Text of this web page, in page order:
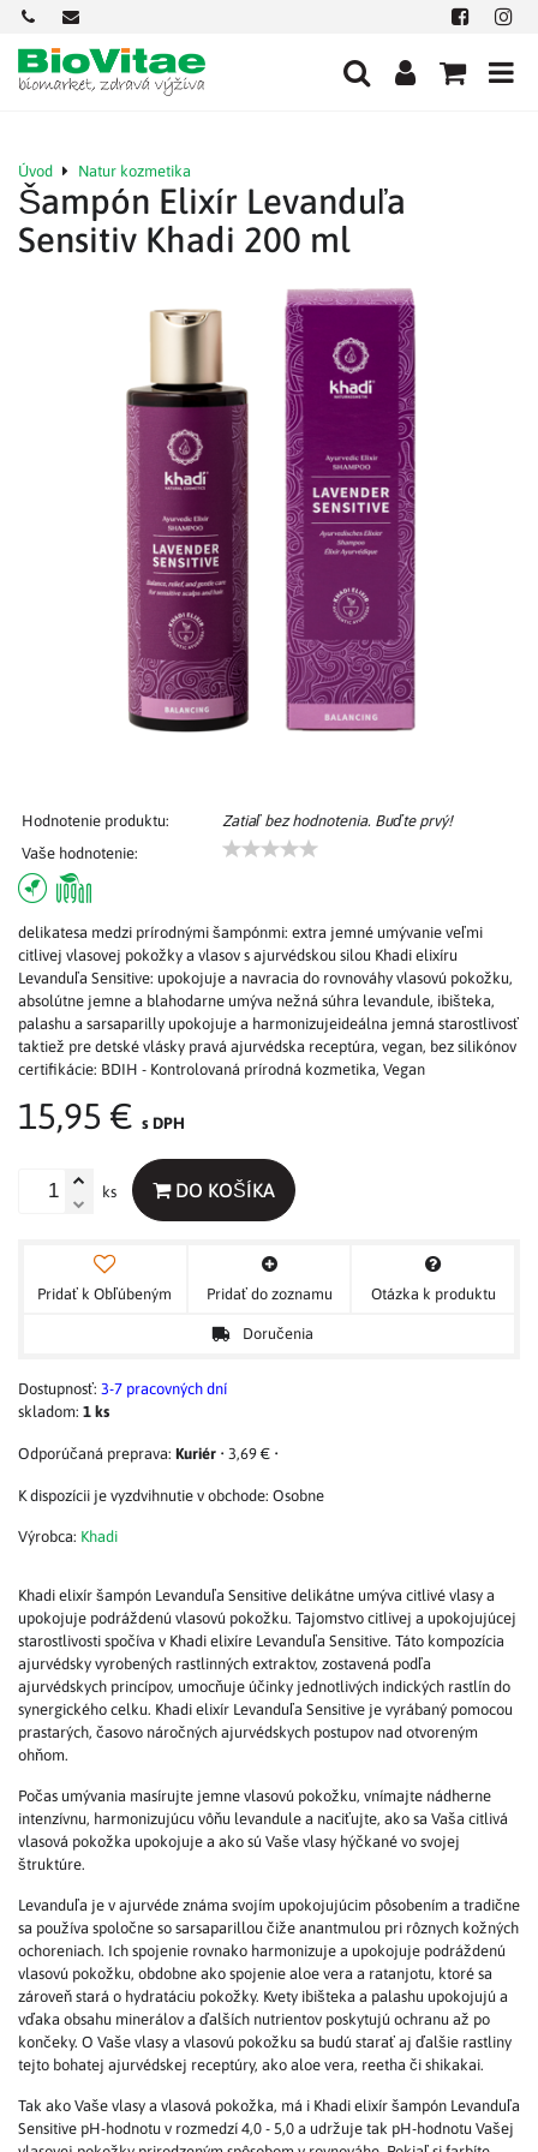
+421
901
712
584
office@biovitae.sk Facebook
Úvod Natur kozmetika
Šampón Elixír Levanduľa
Sensitiv Khadi 200 ml
Hodnotenie produktu:
Zatiaľ bez hodnotenia. Buďte prvý!
Vaše hodnotenie:
delikatesa medzi prírodnými šampónmi: extra jemné umývanie veľmi
citlivej vlasovej pokožky a vlasov s ajurvédskou silou Khadi elixíru
Levanduľa Sensitive: upokojuje a navracia do rovnováhy vlasovú pokožku,
absolútne jemne a blahodarne umýva nežná súhra levandule, ibišteka,
palashu a sarsaparilly upokojuje a harmonizujeideálna jemná starostlivosť
taktiež pre detské vlásky pravá ajurvédska receptúra, vegan, bez silikónov
certifikácie: BDIH - Kontrolovaná prírodná kozmetika, Vegan
15,95 € s DPH
ks DO KOŠÍKA
Pridať k Obľúbeným Pridať do zoznamu Otázka k produktu
Doručenia
Dostupnosť: 3-7 pracovných dní
skladom: 1 ks
Kuriér • 3,69 € •
Osobne
Výrobca: Khadi
Khadi elixír šampón Levanduľa Sensitive delikátne umýva citlivé vlasy a
upokojuje podráždenú vlasovú pokožku. Tajomstvo citlivej a upokojujúcej
starostlivosti spočíva v Khadi elixíre Levanduľa Sensitive. Táto kompozícia
ajurvédsky vyrobených rastlinných extraktov, zostavená podľa
ajurvédskych princípov, umocňuje účinky jednotlivých indických rastlín do
synergického celku. Khadi elixír Levanduľa Sensitive je vyrábaný pomocou
prastarých, časovo náročných ajurvédskych postupov nad otvoreným
ohňom.
Počas umývania masírujte jemne vlasovú pokožku, vnímajte nádherne
intenzívnu, harmonizujúcu vôňu levandule a naciťujte, ako sa Vaša citlivá
vlasová pokožka upokojuje a ako sú Vaše vlasy hýčkané vo svojej
štruktúre.
Levanduľa je v ajurvéde známa svojím upokojujúcim pôsobením a tradične
sa používa spoločne so sarsaparillou čiže anantmulou pri rôznych kožných
ochoreniach. Ich spojenie rovnako harmonizuje a upokojuje podráždenú
vlasovú pokožku, obdobne ako spojenie aloe vera a ratanjotu, ktoré sa
zároveň stará o hydratáciu pokožky. Kvety ibišteka a palashu upokojujú a
vďaka obsahu minerálov a ďalších nutrientov poskytujú ochranu až po
končeky. O Vaše vlasy a vlasovú pokožku sa budú starať aj ďalšie rastliny
tejto bohatej ajurvédskej receptúry, ako aloe vera, reetha či shikakai.
Tak ako Vaše vlasy a vlasová pokožka, má i Khadi elixír šampón Levanduľa
Sensitive pH-hodnotu v rozmedzí 4,0 - 5,0 a udržuje tak pH-hodnotu Vašej